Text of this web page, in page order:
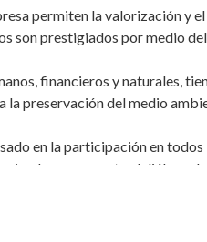
permiten la valorización y
son prestigiados por medio
financieros y naturales,
la preservación del medio
en la participación en
permanente el diálogo,